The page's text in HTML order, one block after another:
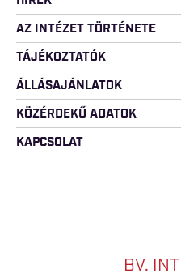
AZ INTÉZET TÖRTÉNETE
TÁJÉKOZTATÓK
ÁLLÁSAJÁNLATOK
KÖZÉRDEKŰ ADATOK
KAPCSOLAT
BV.